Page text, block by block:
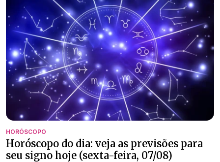
HORÓSCOPO
Horóscopo do dia: veja as previsões para
seu signo hoje (sexta-feira, 07/08)